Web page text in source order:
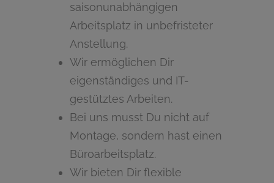
saisonunabhängigen
Arbeitsplatz in unbefristeter
Anstellung.
Wir ermöglichen Dir
eigenständiges und IT-
gestütztes Arbeiten.
Bei uns musst Du nicht auf
Montage, sondern hast einen
Büroarbeitsplatz.
Wir bieten Dir flexible